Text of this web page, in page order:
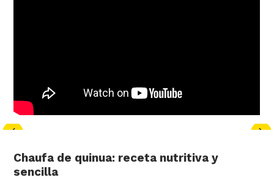
Chaufa de quinua: receta nutritiva y
sencilla